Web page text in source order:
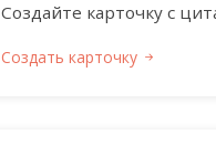
Создайте карточку с
Создать карточку